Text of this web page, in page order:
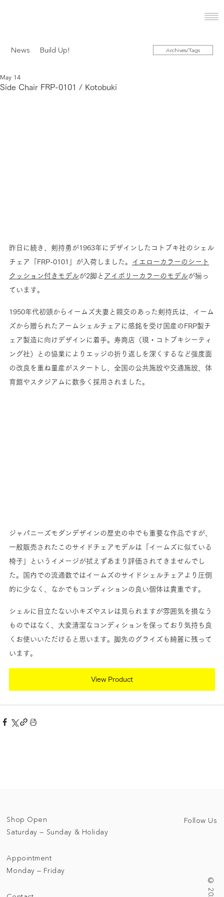
Side Chair FRP-0101 / Kotobuki
May 14
昨日に続き、剣持勇が1963年にデザインしたコトブキ社のシェル
チェア「FRP-0101」が入荷しました。
イエローカラーのシート
クッション付きモデルが2脚と アイボリーカラーのモデルが揃っ
ています。
1950年代初頭からイームズ夫妻と親交のあった剣持氏は、イーム
ズから贈られたアームシェルチェアに感銘を受け国産のFRP製チ
ェア製造に向けデザインに着手。寿商店（現・コトブキシーティ
ング社）との協業によりエッジの折り返しを深くするなど強度面
の改良を重ね量産がスタートし、全国の公共施設や交通施設、体
育館やスタジアムに数多く採用されました。
ジャパニーズモダンデザインの歴史の中でも重要な作品ですが、
一般販売されたこのサイドチェアモデルは「イームズに似ている
椅子」というイメージが拭えずあまり評価されてきませんでし
た。国内での流通数ではイームズのサイドシェルチェアより圧倒
的に少なく、なかでもコンディションの良い個体は貴重です。
シェルに目立たない小キズやスレは見られますが雰囲気を損なう
ものではなく、大変清潔なコンディションを保っており気持ち良
くお使いいただけると思います。脚先のグライズも綺麗に残って
います。
View Product
News Build Up! Archives/Tags
Shop Open
Saturday — Sunday & Holiday
Appointment
Monday — Friday
Follow Us